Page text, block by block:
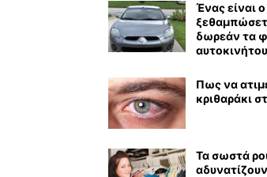
Ένας είναι
δωρεάν τα
Πως να
κριθαράκι
Τα σωστά
αδυνατίζουν